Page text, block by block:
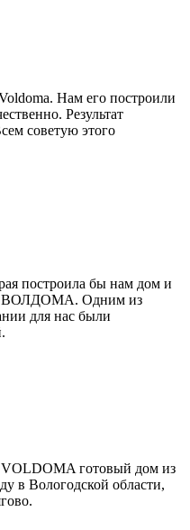
Нам его построили
Результат
советую этого
построила бы нам дом и
ВОЛДОМА. Одним из
для нас были
готовый дом из
в Вологодской области,